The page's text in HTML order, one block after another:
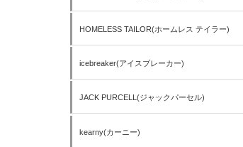
HOMELESS TAILOR(ホームレス テイラー)
icebreaker(アイスブレーカー)
JACK PURCELL(ジャックパーセル)
kearny(カーニー)